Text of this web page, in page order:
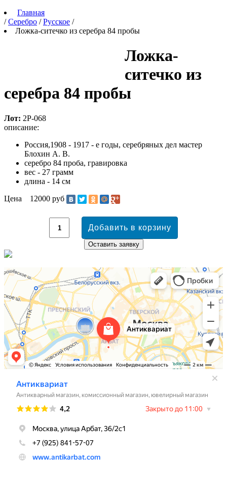
Главная
/ Серебро / Русское /
Ложка-ситечко из серебра 84 пробы
Ложка-
ситечко из
серебра 84 пробы
Лот: 2Р-068
описание:
Россия,1908 - 1917 - е годы, серебряных дел мастер
Блохин А. В.
серебро 84 проба, гравировка
вес - 27 грамм
длина - 14 см
Цена
12000 руб